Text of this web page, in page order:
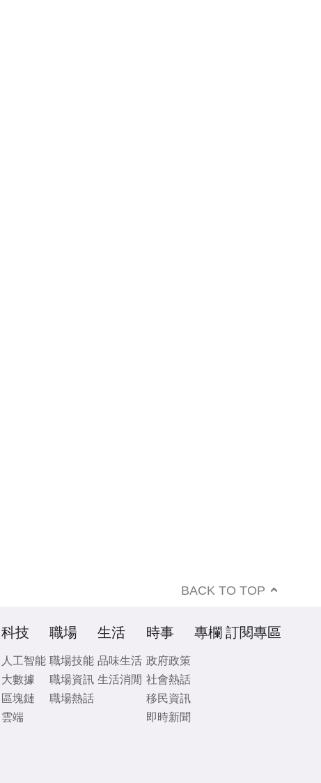
BACK TO TOP
科技
人工智能
大數據
區塊鏈
雲端
職場
職場技能
職場資訊
職場熱話
生活
品味生活
生活消閒
時事
政府政策
社會熱話
移民資訊
即時新聞
專欄 訂閱專區